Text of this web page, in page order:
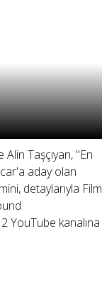
Taşçıyan, "En
aday olan
detaylarıyla Film
YouTube kanalına